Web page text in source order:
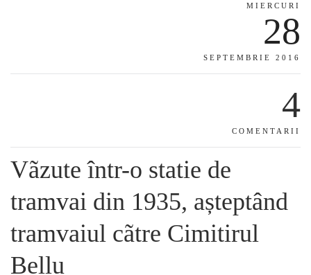
MIERCURI
28
SEPTEMBRIE 2016
4
COMENTARII
Vãzute într-o statie de
tramvai din 1935, așteptând
tramvaiul cãtre Cimitirul
Bellu